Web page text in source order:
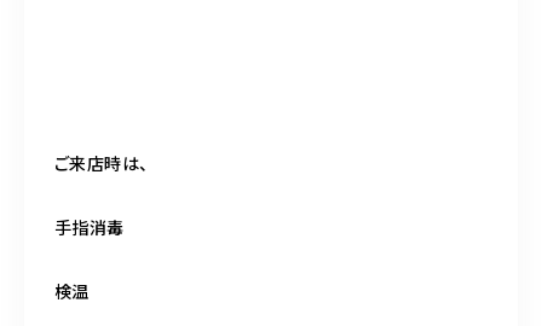
ご来店時は、
手指消毒
検温